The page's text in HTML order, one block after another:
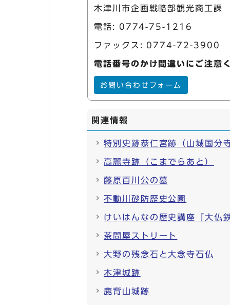
木津川市企画戦略部観光商工課
電話: 0774-75-1216
ファックス: 0774-72-3900
電話番号のかけ間違いにご注意
お問い合わせフォーム
関連情報
特別史跡恭仁宮跡（山城国分
高麗寺跡（こまでらあと）
藤原百川公の墓
不動川砂防歴史公園
けいはんなの歴史講座『大仏
茶問屋ストリート
大野の残念石と大念寺石仏
木津城跡
鹿背山城跡